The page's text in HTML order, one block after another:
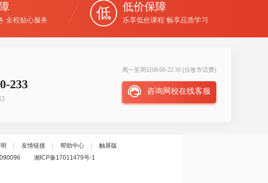
全程贴心服务 低 低价保障
乐享低价课程 畅享品质学习
233
周一至周日08:00-22:30 (仅收市话费)
咨询网校在线客服
┊ 友情链接 ┊ 帮助中心 ┊ 触屏版
湘ICP备17011479号-1